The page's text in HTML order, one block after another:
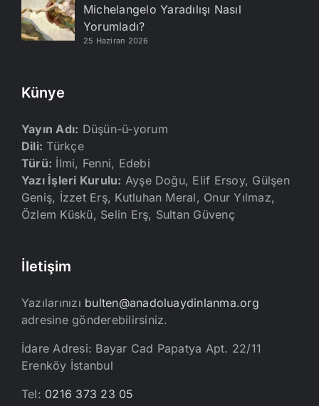
Michelangelo Yaradılışı Nasıl
Yorumladı?
25 Haziran 2026
Künye
Yayın Adı: Düşün-ü-yorum
Dili: Türkçe
Türü: İlmi, Fenni, Edebi
Yazı İşleri Kurulu: Ayşe Doğu, Elif Ersoy, Gülşen
Geniş, İzzet Erş, Kutluhan Meral, Onur Yılmaz,
Özlem Küskü, Selin Erş, Sultan Güvenç
İletişim
Yazılarınızı bulten@anadoluaydinlanma.org
adresine gönderebilirsiniz.
İdare Adresi: Bayar Cad Papatya Apt. 22/11
Erenköy İstanbul
Tel: 0216 373 23 05